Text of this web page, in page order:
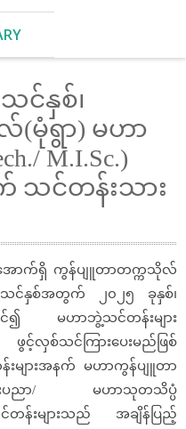
င်နှစ်၊
မုံရွာ) မဟာ
M.I.Sc.)
သင်တန်းသား
အောက်ရှိ ကွန်ပျူတာတက္ကသိုလ်
င်နှစ်အတွက် ၂၀၂၅ ခုနှစ်၊
မဟာဘွဲ့သင်တန်းများ
င့်လှစ်သင်ကြားပေးမည်ဖြစ်
ျားအနက် မဟာကွန်ပျူတာ
ပညာ/ မဟာသုတသိပ္ပံ
းများသည် အချိန်ပြည့်